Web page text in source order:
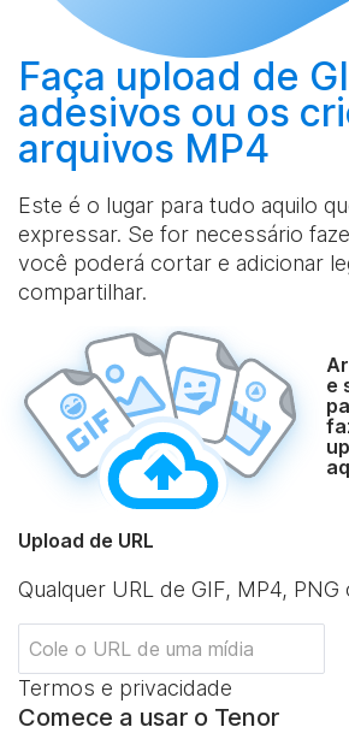
Faça upload de
adesivos ou os
arquivos MP4
Este é o lugar para tudo aquilo
expressar. Se for necessário
você poderá cortar e adicionar
compartilhar.
e
Upload de URL
Qualquer URL de GIF, MP4, PNG
Termos e privacidade
Comece a usar o Tenor